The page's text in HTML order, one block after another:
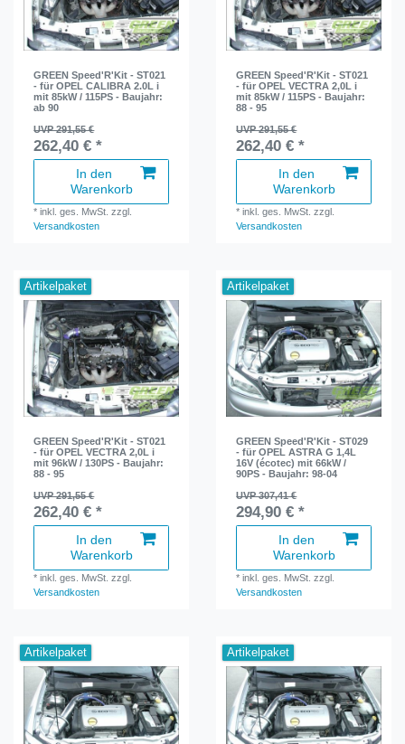
GREEN Speed'R'Kit - ST021
- für OPEL CALIBRA 2.0L i
mit 85kW / 115PS - Baujahr:
ab 90
UVP 291,55 €
262,40 € *
In den
Warenkorb
*inkl. ges. MwSt. zzgl.
Versandkosten
GREEN Speed'R'Kit - ST021
- für OPEL VECTRA 2,0L i
mit 85kW / 115PS - Baujahr:
88 - 95
UVP 291,55 €
262,40 € *
In den
Warenkorb
*inkl. ges. MwSt. zzgl.
Versandkosten
Artikelpaket
GREEN Speed'R'Kit - ST021
- für OPEL VECTRA 2,0L i
mit 96kW / 130PS - Baujahr:
88 - 95
UVP 291,55 €
262,40 € *
In den
Warenkorb
*inkl. ges. MwSt. zzgl.
Versandkosten
Artikelpaket
GREEN Speed'R'Kit - ST029
- für OPEL ASTRA G 1,4L
16V (écotec) mit 66kW /
90PS - Baujahr: 98-04
UVP 307,41 €
294,90 € *
In den
Warenkorb
*inkl. ges. MwSt. zzgl.
Versandkosten
Artikelpaket Artikelpaket